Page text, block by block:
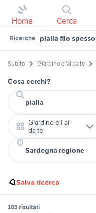
Home Cerca
Ricerche pialla filo
Subito Giardino e fai da te
Cosa cerchi?
Giardino e Fai
da te
Salva ricerca
105 risultati